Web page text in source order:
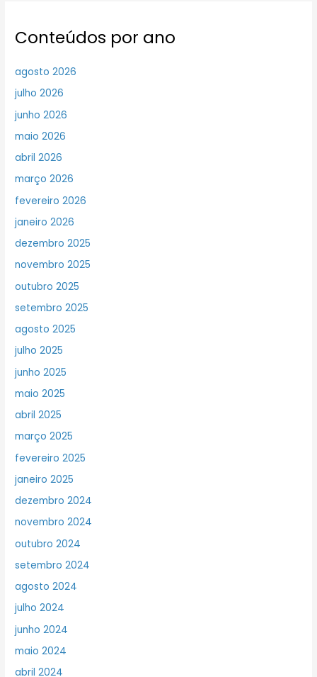
Conteúdos por ano
agosto 2026
julho 2026
junho 2026
maio 2026
abril 2026
março 2026
fevereiro 2026
janeiro 2026
dezembro 2025
novembro 2025
outubro 2025
setembro 2025
agosto 2025
julho 2025
junho 2025
maio 2025
abril 2025
março 2025
fevereiro 2025
janeiro 2025
dezembro 2024
novembro 2024
outubro 2024
setembro 2024
agosto 2024
julho 2024
junho 2024
maio 2024
abril 2024